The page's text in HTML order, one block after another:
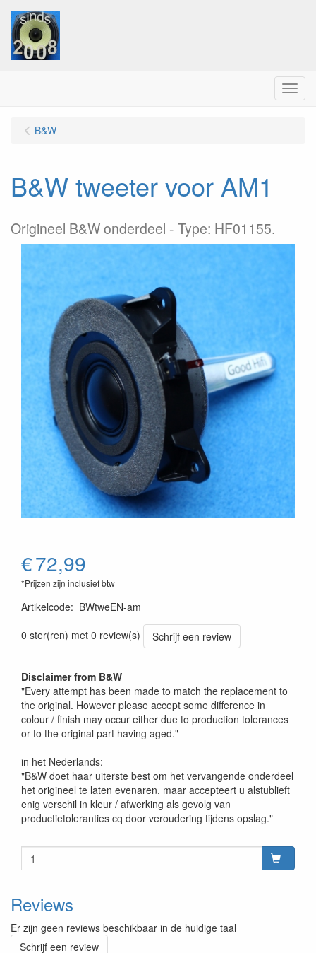
Menu
B&W
B&W tweeter voor AM1
Origineel B&W onderdeel - Type: HF01155.
€72,99
*Prijzen zijn inclusief btw
Artikelcode: BWtweEN-am
0 ster(ren) met 0 review(s)
Schrijf een review
Disclaimer from B&W
"Every attempt has been made to match the replacement to
the original. However please accept some difference in
colour / finish may occur either due to production tolerances
or to the original part having aged."
in het Nederlands:
"B&W doet haar uiterste best om het vervangende onderdeel
het origineel te laten evenaren, maar accepteert u alstublieft
enig verschil in kleur / afwerking als gevolg van
productietoleranties cq door veroudering tijdens opslag."
Reviews
Er zijn geen reviews beschikbaar in de huidige taal
Schrijf een review